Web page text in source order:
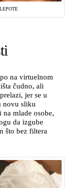
na virtuelnom
čudno, ali
jer se u
novu sliku
mlade osobe,
da izgube
što bez filtera